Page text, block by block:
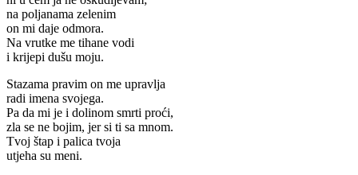
na poljanama zelenim
on mi daje odmora.
Na vrutke me tihane vodi
i krijepi dušu moju.
Stazama pravim on me upravlja
radi imena svojega.
Pa da mi je i dolinom smrti proći,
zla se ne bojim, jer si ti sa mnom.
Tvoj štap i palica tvoja
utjeha su meni.